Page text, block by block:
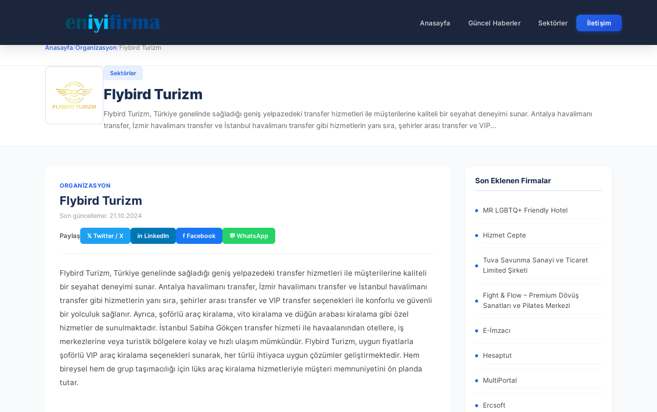
Anasayfa Güncel Haberler Sektörler İletişim
Anasayfa/Organizasyon/Flybird Turizm
Sektörler
Flybird Turizm
Flybird Turizm, Türkiye genelinde sağladığı geniş yelpazedeki transfer hizmetleri ile müşterilerine kaliteli bir seyahat deneyimi sunar. Antalya havalimanı
transfer, İzmir havalimanı transfer ve İstanbul havalimanı transfer gibi hizmetlerin yanı sıra, şehirler arası transfer ve VIP...
ORGANIZASYON
Flybird Turizm
Son güncelleme: 21.10.2024
Paylaş 𝕏 Twitter / X in LinkedIn f Facebook 💬 WhatsApp
Flybird Turizm, Türkiye genelinde sağladığı geniş yelpazedeki transfer hizmetleri ile müşterilerine kaliteli
bir seyahat deneyimi sunar. Antalya havalimanı transfer, İzmir havalimanı transfer ve İstanbul havalimanı
transfer gibi hizmetlerin yanı sıra, şehirler arası transfer ve VIP transfer seçenekleri ile konforlu ve güvenli
bir yolculuk sağlanır. Ayrıca, şoförlü araç kiralama, vito kiralama ve düğün arabası kiralama gibi özel
hizmetler de sunulmaktadır. İstanbul Sabiha Gökçen transfer hizmeti ile havaalanından otellere, iş
merkezlerine veya turistik bölgelere kolay ve hızlı ulaşım mümkündür. Flybird Turizm, uygun fiyatlarla
şoförlü VIP araç kiralama seçenekleri sunarak, her türlü ihtiyaca uygun çözümler geliştirmektedir. Hem
bireysel hem de grup taşımacılığı için lüks araç kiralama hizmetleriyle müşteri memnuniyetini ön planda
tutar.
Son Eklenen Firmalar
MR LGBTQ+ Friendly Hotel
Hizmet Cepte
Tuva Savunma Sanayi ve Ticaret
Limited Şirketi
Fight & Flow – Premium Dövüş
Sanatları ve Pilates Merkezi
E-İmzacı
Hesaptut
MultiPortal
Ercsoft